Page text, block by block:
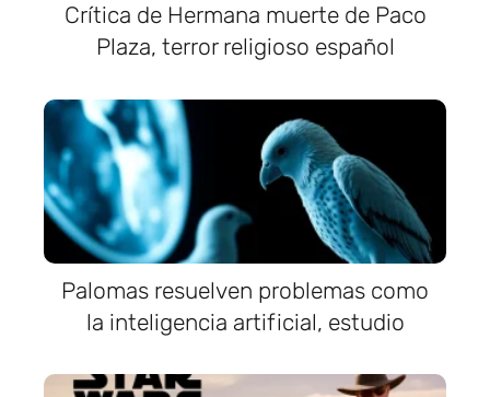
Crítica de Hermana muerte de Paco
Plaza, terror religioso español
Palomas resuelven problemas como
la inteligencia artificial, estudio